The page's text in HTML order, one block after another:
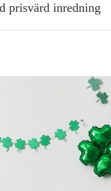
prisvärd inredning